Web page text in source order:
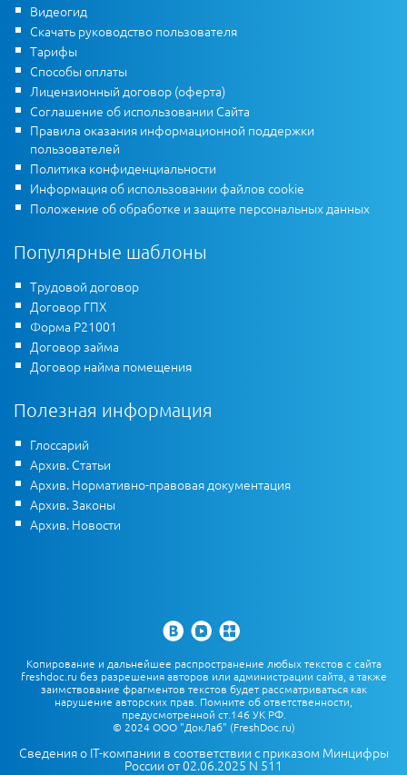
Видеогид
Скачать руководство пользователя
Тарифы
Способы оплаты
Лицензионный договор (оферта)
Соглашение об использовании Сайта
Правила оказания информационной поддержки
пользователей
Политика конфиденциальности
Информация об использовании файлов cookie
Положение об обработке и защите персональных данных
Популярные шаблоны
Трудовой договор
Договор ГПХ
Форма Р21001
Договор займа
Договор найма помещения
Полезная информация
Глоссарий
Архив. Статьи
Архив. Нормативно-правовая документация
Архив. Законы
Архив. Новости
Копирование и дальнейшее распространение любых текстов с сайта
freshdoc.ru без разрешения авторов или администрации сайта, а также
заимствование фрагментов текстов будет рассматриваться как
нарушение авторских прав. Помните об ответственности,
предусмотренной ст.146 УК РФ.
© 2024 ООО "ДокЛаб" (FreshDoc.ru)
Сведения о IT-компании в соответствии с приказом Минцифры
России от 02.06.2025 N 511